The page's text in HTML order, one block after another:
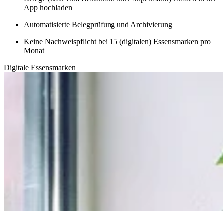
App hochladen
Automatisierte Belegprüfung und Archivierung
Keine Nachweispflicht bei 15 (digitalen) Essensmarken pro
Monat
Digitale Essensmarken